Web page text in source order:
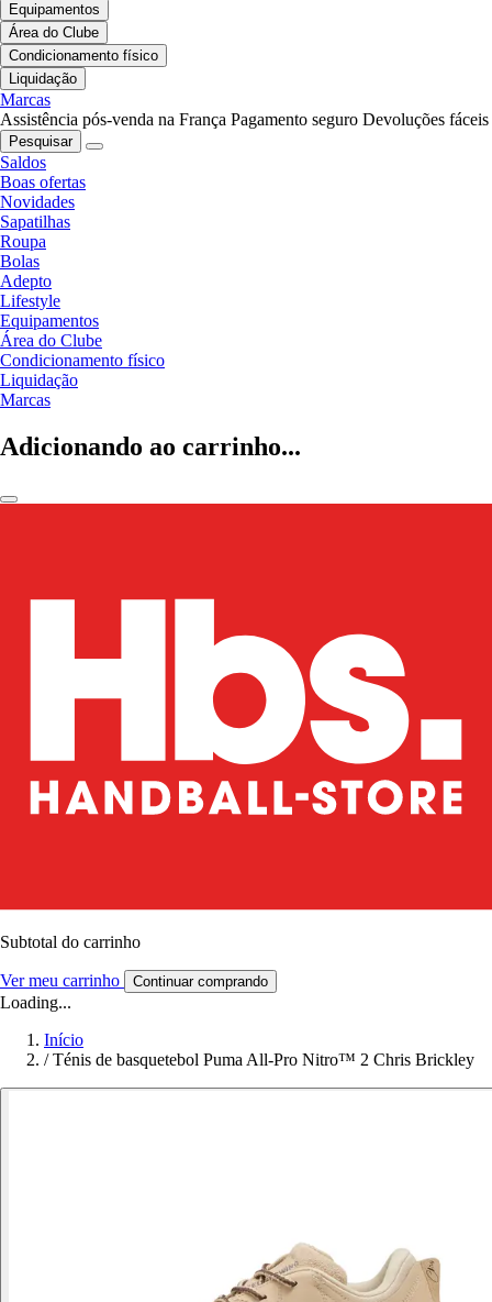
Equipamentos
Área do Clube
Condicionamento físico
Liquidação
Marcas
Assistência pós-venda na França Pagamento seguro Devoluções fáceis
Pesquisar
Saldos
Boas ofertas
Novidades
Sapatilhas
Roupa
Bolas
Adepto
Lifestyle
Equipamentos
Área do Clube
Condicionamento físico
Liquidação
Marcas
Adicionando ao carrinho...
Subtotal do carrinho
Ver meu carrinho Continuar comprando
Loading...
Início
/ Ténis de basquetebol Puma All-Pro Nitro™ 2 Chris Brickley